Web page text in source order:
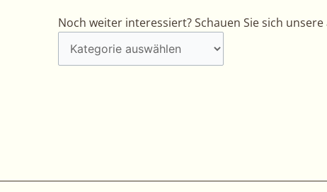
Noch weiter interessiert? Schauen Sie sich
Noch
interessiert?